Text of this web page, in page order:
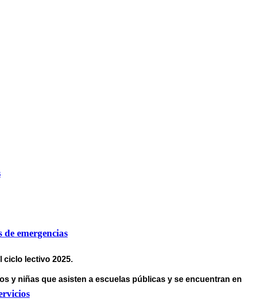
emergencias
ciclo lectivo 2025.
y niñas que asisten a escuelas públicas y se encuentran en